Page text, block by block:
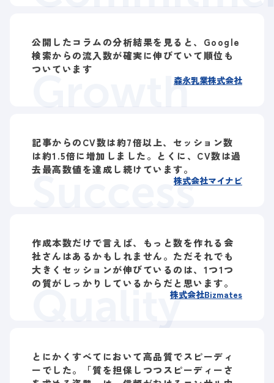
Growth
公開したコラムの分析結果を見ると、Google
検索からの流入数が確実に伸びていて順位も
ついています
森永乳業株式会社
Success
記事からのCV数は約7倍以上、セッション数
は約1.5倍に増加しました。とくに、CV数は過
去最高数値を達成し続けています。
株式会社マイナビ
Quality
作成本数だけで言えば、もっと数を作れる会
社さんはあるかもしれません。ただそれでも
大きくセッションが伸びているのは、1つ1つ
の質がしっかりしているからだと思います。
株式会社Bizmates
とにかくすべてにおいて高品質でスピーディ
ーでした。「質を担保しつつスピーディーさ